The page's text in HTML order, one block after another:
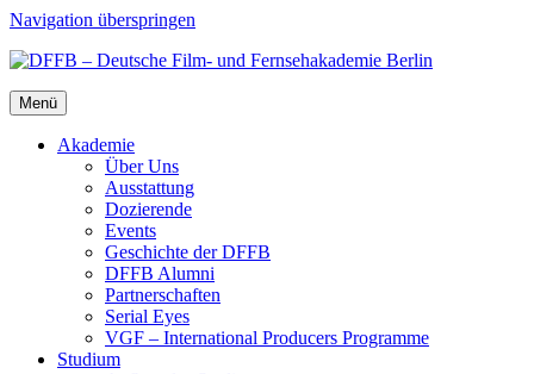
Navigation überspringen
Menü
Aka­de­mie
Über Uns
Aus­stat­tung
Dozie­ren­de
Events
Geschich­te der DFFB
DFFB Alum­ni
Part­ner­schaf­ten
Seri­al Eyes
VGF – Inter­na­tio­nal Pro­du­cers Pro­gram­me
Stu­di­um